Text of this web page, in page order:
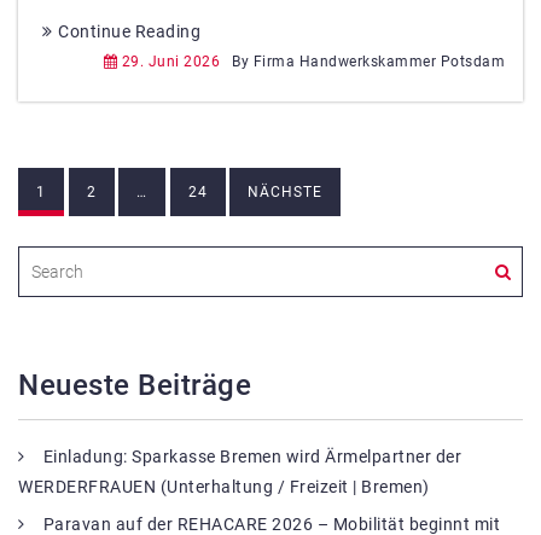
Continue Reading
29. Juni 2026 By Firma Handwerkskammer Potsdam
Beitragsnavigation
1 2 … 24 NÄCHSTE
Neueste Beiträge
Einladung: Sparkasse Bremen wird Ärmelpartner der
WERDERFRAUEN (Unterhaltung / Freizeit | Bremen)
Paravan auf der REHACARE 2026 – Mobilität beginnt mit